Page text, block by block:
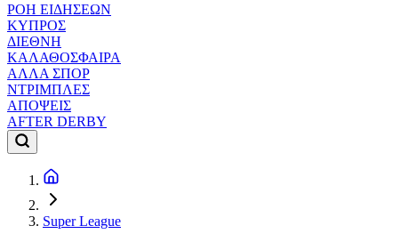
ΡΟΗ ΕΙΔΗΣΕΩΝ
ΚΥΠΡΟΣ
ΔΙΕΘΝΗ
ΚΑΛΑΘΟΣΦΑΙΡΑ
ΑΛΛΑ ΣΠΟΡ
ΝΤΡΙΜΠΛΕΣ
ΑΠΟΨΕΙΣ
AFTER DERBY
Super League